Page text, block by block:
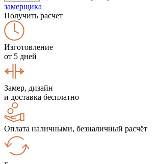
замерщика
Получить расчет
Изготовление
от 5 дней
Замер, дизайн
и доставка бесплатно
Оплата наличными, безналичный расчёт